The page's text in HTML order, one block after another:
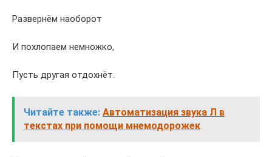
Развернём наоборот
И похлопаем немножко,
Пусть другая отдохнёт.
Читайте также: Автоматизация звука Л в
текстах при помощи мнемодорожек